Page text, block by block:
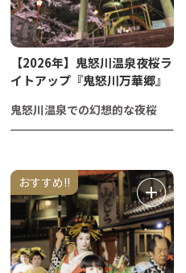
【2026年】鬼怒川温泉夜桜ラ
イトアップ『鬼怒川万華郷』
鬼怒川温泉での幻想的な夜桜
おすすめ!!